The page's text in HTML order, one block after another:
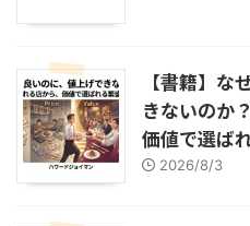
【書籍】な
きないのか
価値で選ば
2026/8/3